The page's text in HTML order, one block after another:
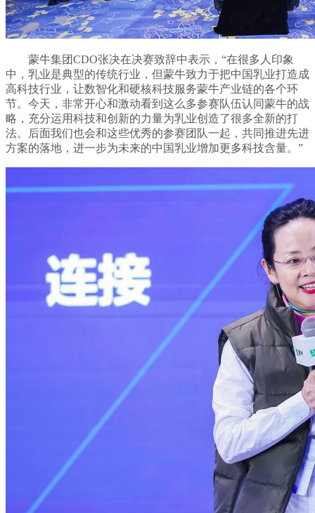
蒙牛集团CDO张决在决赛致辞中表示，“在很多人印象
中，乳业是典型的传统行业，但蒙牛致力于把中国乳业打造成
高科技行业，让数智化和硬核科技服务蒙牛产业链的各个环
节。今天，非常开心和激动看到这么多参赛队伍认同蒙牛的战
略，充分运用科技和创新的力量为乳业创造了很多全新的打
法。后面我们也会和这些优秀的参赛团队一起，共同推进先进
方案的落地，进一步为未来的中国乳业增加更多科技含量。”